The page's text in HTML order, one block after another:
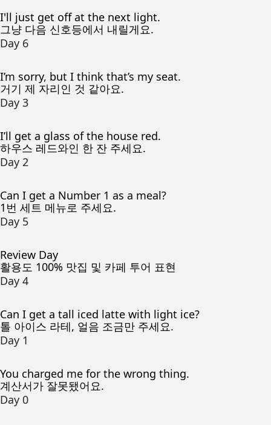
I'll just get off at the next light.
그냥 다음 신호등에서 내릴게요.
Day 6
I’m sorry, but I think that’s my seat.
거기 제 자리인 것 같아요.
Day 3
I’ll get a glass of the house red.
하우스 레드와인 한 잔 주세요.
Day 2
Can I get a Number 1 as a meal?
1번 세트 메뉴로 주세요.
Day 5
Review Day
활용도 100% 맛집 및 카페 투어 표현
Day 4
Can I get a tall iced latte with light ice?
톨 아이스 라테, 얼음 조금만 주세요.
Day 1
You charged me for the wrong thing.
계산서가 잘못됐어요.
Day 0